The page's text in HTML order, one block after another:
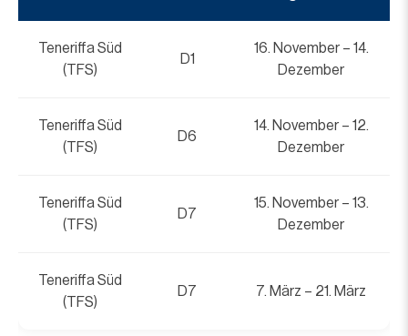
Teneriffa Süd
(TFS)
D1
16. November – 14.
Dezember
Teneriffa Süd
(TFS)
D6
14. November – 12.
Dezember
Teneriffa Süd
(TFS)
D7
15. November – 13.
Dezember
Teneriffa Süd
(TFS)
D7 7. März – 21. März